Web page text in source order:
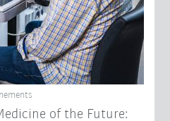
of the Future: